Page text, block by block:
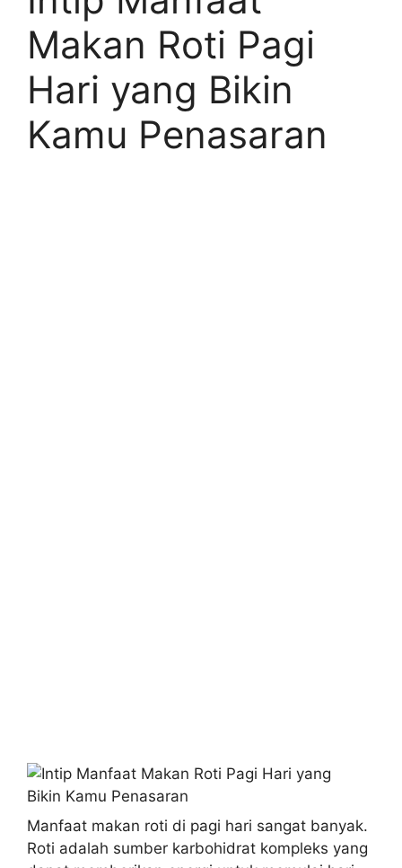
Makan Roti Pagi
Hari yang Bikin
Kamu Penasaran
Manfaat makan roti di pagi hari sangat banyak.
Roti adalah sumber karbohidrat kompleks yang